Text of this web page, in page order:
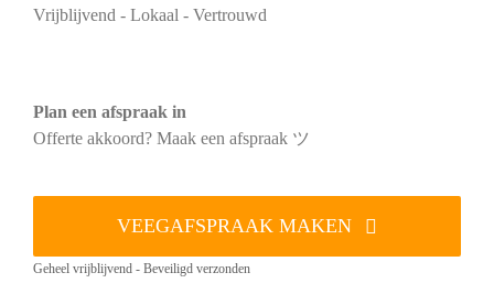
Vrijblijvend - Lokaal - Vertrouwd
Plan een afspraak in
Offerte akkoord? Maak een afspraak ツ
VEEGAFSPRAAK MAKEN
Geheel vrijblijvend - Beveiligd verzonden